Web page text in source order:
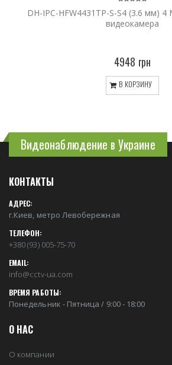
DH-IPC-HFW4431TP-S-S4 (3.6 мм) 4
видеокамера
4948 грн
В КОРЗИНУ
Видеонаблюдение в Украине
КОНТАКТЫ
АДРЕС:
г.Киев, метро Левобережная
ТЕЛЕФОН:
+380 (93) 005-75-70
EMAIL:
info@cctv-ua.com
ВРЕМЯ РАБОТЫ:
Понедельник - Пятница / 9:00 - 18:00
О НАС
О компании